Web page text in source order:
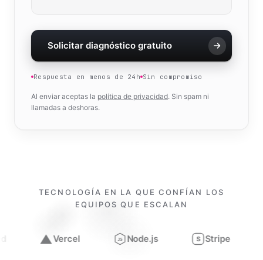
Solicitar diagnóstico gratuito
Respuesta en menos de 24h Sin compromiso
Al enviar aceptas la política de privacidad. Sin spam ni
llamadas a deshoras.
TECNOLOGÍA EN LA QUE CONFÍAN LOS
EQUIPOS QUE ESCALAN
JS Node.js S Stripe Figma